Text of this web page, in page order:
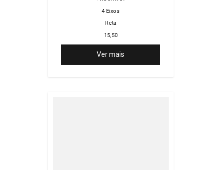
4 Eixos
Reta
15,50
Ver mais